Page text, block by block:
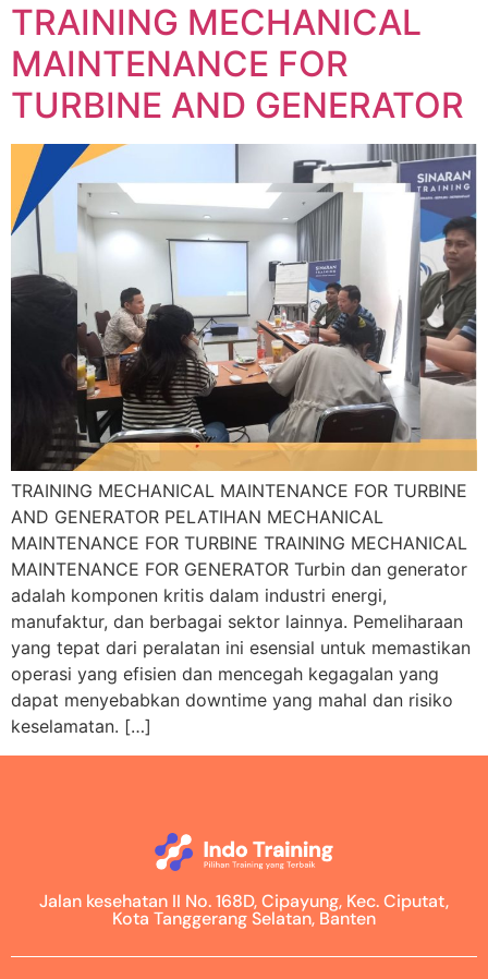
TRAINING MECHANICAL
MAINTENANCE FOR
TURBINE AND GENERATOR
TRAINING MECHANICAL MAINTENANCE FOR TURBINE
AND GENERATOR PELATIHAN MECHANICAL
MAINTENANCE FOR TURBINE TRAINING MECHANICAL
MAINTENANCE FOR GENERATOR Turbin dan generator
adalah komponen kritis dalam industri energi,
manufaktur, dan berbagai sektor lainnya. Pemeliharaan
yang tepat dari peralatan ini esensial untuk memastikan
operasi yang efisien dan mencegah kegagalan yang
dapat menyebabkan downtime yang mahal dan risiko
keselamatan. […]
Jalan kesehatan II No. 168D, Cipayung, Kec. Ciputat,
Kota Tanggerang Selatan, Banten